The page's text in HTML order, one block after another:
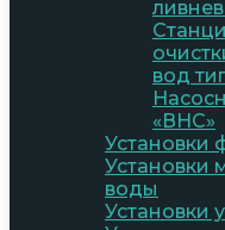
вод
«ВНС»
Установки
Установки
воды
Установки